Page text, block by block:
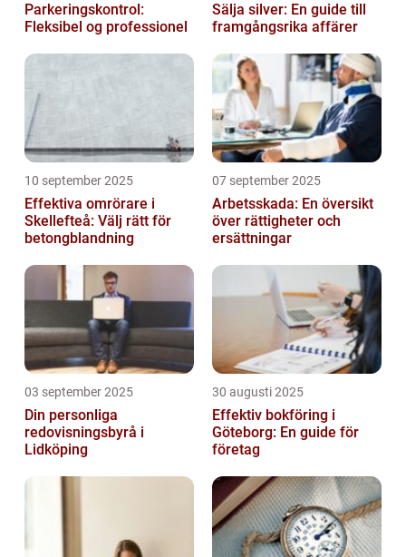
Parkeringskontrol:
Fleksibel og professionel
Sälja silver: En guide till
framgångsrika affärer
10 september 2025
Effektiva omrörare i
Skellefteå: Välj rätt för
betongblandning
07 september 2025
Arbetsskada: En översikt
över rättigheter och
ersättningar
03 september 2025
Din personliga
redovisningsbyrå i
Lidköping
30 augusti 2025
Effektiv bokföring i
Göteborg: En guide för
företag